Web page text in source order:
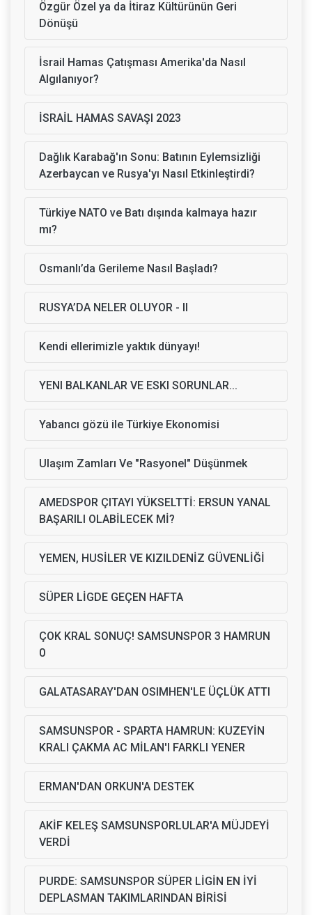
Özgür Özel ya da İtiraz Kültürünün Geri
Dönüşü
İsrail Hamas Çatışması Amerika'da Nasıl
Algılanıyor?
İSRAİL HAMAS SAVAŞI 2023
Dağlık Karabağ'ın Sonu: Batının Eylemsizliği
Azerbaycan ve Rusya'yı Nasıl Etkinleştirdi?
Türkiye NATO ve Batı dışında kalmaya hazır
mı?
Osmanlı’da Gerileme Nasıl Başladı?
RUSYA’DA NELER OLUYOR - II
Kendi ellerimizle yaktık dünyayı!
YENI BALKANLAR VE ESKI SORUNLAR...
Yabancı gözü ile Türkiye Ekonomisi
Ulaşım Zamları Ve "Rasyonel" Düşünmek
AMEDSPOR ÇITAYI YÜKSELTTİ: ERSUN YANAL
BAŞARILI OLABİLECEK Mİ?
YEMEN, HUSİLER VE KIZILDENİZ GÜVENLİĞİ
SÜPER LİGDE GEÇEN HAFTA
ÇOK KRAL SONUÇ! SAMSUNSPOR 3 HAMRUN
0
GALATASARAY'DAN OSIMHEN'LE ÜÇLÜK ATTI
SAMSUNSPOR - SPARTA HAMRUN: KUZEYİN
KRALI ÇAKMA AC MİLAN'I FARKLI YENER
ERMAN'DAN ORKUN'A DESTEK
AKİF KELEŞ SAMSUNSPORLULAR'A MÜJDEYİ
VERDİ
PURDE: SAMSUNSPOR SÜPER LİGİN EN İYİ
DEPLASMAN TAKIMLARINDAN BİRİSİ